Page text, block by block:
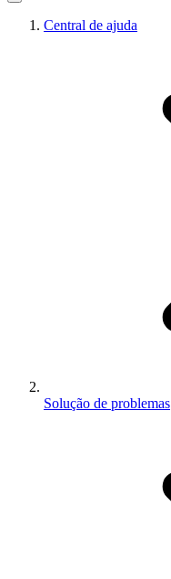
Central de ajuda
Solução de problemas